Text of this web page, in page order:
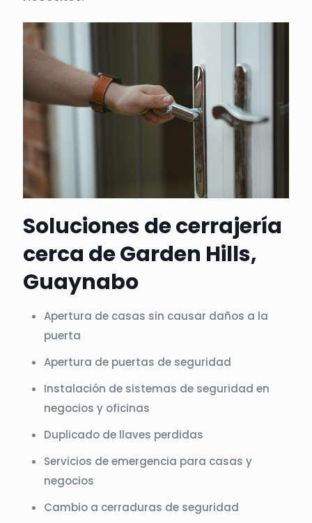
Soluciones de cerrajería
cerca de Garden Hills,
Guaynabo
Apertura de casas sin causar daños a la
puerta
Apertura de puertas de seguridad
Instalación de sistemas de seguridad en
negocios y oficinas
Duplicado de llaves perdidas
Servicios de emergencia para casas y
negocios
Cambio a cerraduras de seguridad